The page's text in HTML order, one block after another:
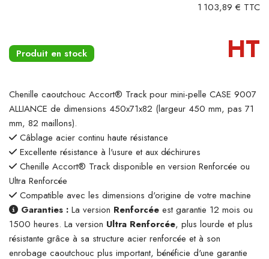
1 103,89 € TTC
Produit en stock HT
Chenille caoutchouc Accort® Track pour mini-pelle CASE 9007
ALLIANCE de dimensions 450x71x82 (largeur 450 mm, pas 71
mm, 82 maillons).
Câblage acier continu haute résistance
Excellente résistance à l'usure et aux déchirures
Chenille Accort® Track disponible en version Renforcée ou
Ultra Renforcée
Compatible avec les dimensions d'origine de votre machine
Garanties : La version Renforcée est garantie 12 mois ou
1500 heures. La version Ultra Renforcée, plus lourde et plus
résistante grâce à sa structure acier renforcée et à son
enrobage caoutchouc plus important, bénéficie d'une garantie